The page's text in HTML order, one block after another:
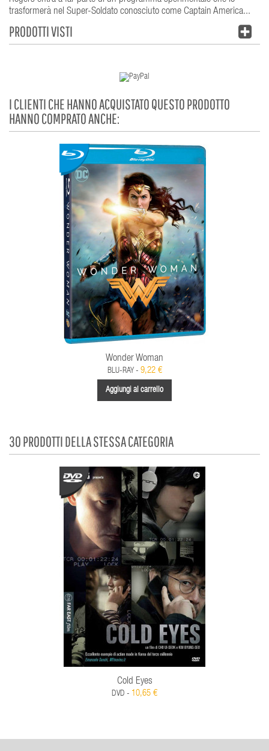
trasformerà nel Super-Soldato conosciuto come Captain America...
PRODOTTI VISTI
I CLIENTI CHE HANNO ACQUISTATO QUESTO PRODOTTO
HANNO COMPRATO ANCHE:
Wonder Woman
BLU-RAY - 9,22 €
Aggiungi al carrello
30 PRODOTTI DELLA STESSA CATEGORIA
Cold Eyes
DVD - 10,65 €